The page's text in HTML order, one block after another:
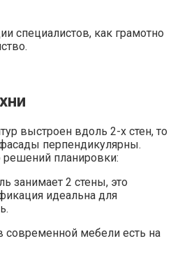
специалистов, как грамотно
выстроен вдоль 2-х стен, то
фасады перпендикулярны.
решений планировки:
занимает 2 стены, это
идеальна для
современной мебели есть на